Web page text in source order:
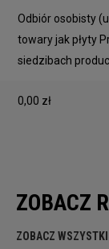
Odbiór osobisty
towary jak płyty
siedzibach
0,00 zł
ZOBACZ
ZOBACZ